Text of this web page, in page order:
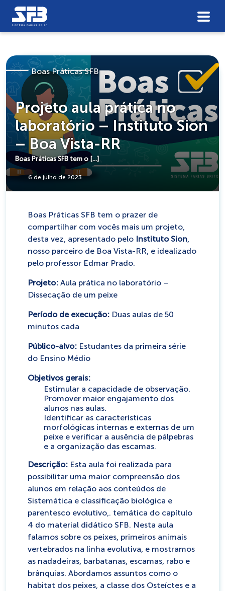
Boas Práticas SFB
Projeto aula prática no
laboratório – Instituto Sion
– Boa Vista-RR
Boas Práticas SFB tem o […]
6 de julho de 2023
Boas Práticas SFB tem o prazer de
compartilhar com vocês mais um projeto,
desta vez, apresentado pelo Instituto Sion,
nosso parceiro de Boa Vista-RR, e idealizado
pelo professor Edmar Prado.
Projeto: Aula prática no laboratório –
Dissecação de um peixe
Período de execução: Duas aulas de 50
minutos cada
Público-alvo: Estudantes da primeira série
do Ensino Médio
Objetivos gerais:
Estimular a capacidade de observação.
Promover maior engajamento dos
alunos nas aulas.
Identificar as características
morfológicas internas e externas de um
peixe e verificar a ausência de pálpebras
e a organização das escamas.
Descrição: Esta aula foi realizada para
possibilitar uma maior compreensão dos
alunos em relação aos conteúdos de
Sistemática e classificação biológica e
parentesco evolutivo,. temática do capítulo
4 do material didático SFB. Nesta aula
falamos sobre os peixes, primeiros animais
vertebrados na linha evolutiva, e mostramos
as nadadeiras, barbatanas, escamas, rabo e
brânquias. Abordamos assuntos como o
habitat dos peixes, a classe dos Osteíctes e a